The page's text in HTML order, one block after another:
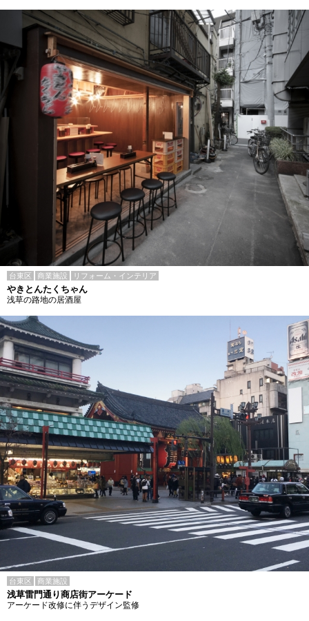
台東区 商業施設 リフォーム・インテリア
やきとんたくちゃん
浅草の路地の居酒屋
台東区 商業施設
浅草雷門通り商店街アーケード
アーケード改修に伴うデザイン監修